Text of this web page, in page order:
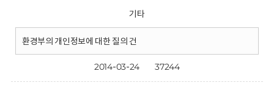
기타
환경부의 개인정보에 대한 질의 건
2014-03-24 37244